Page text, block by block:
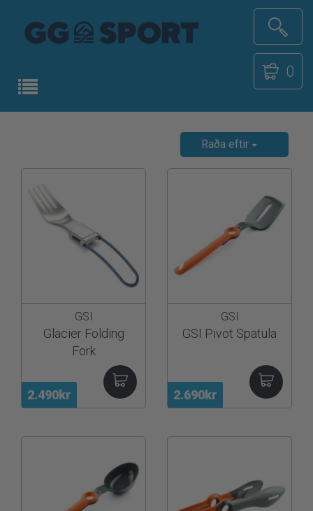
0
Raða eftir
2.490kr
GSI
Glacier Folding
Fork
2.690kr
GSI
GSI Pivot Spatula